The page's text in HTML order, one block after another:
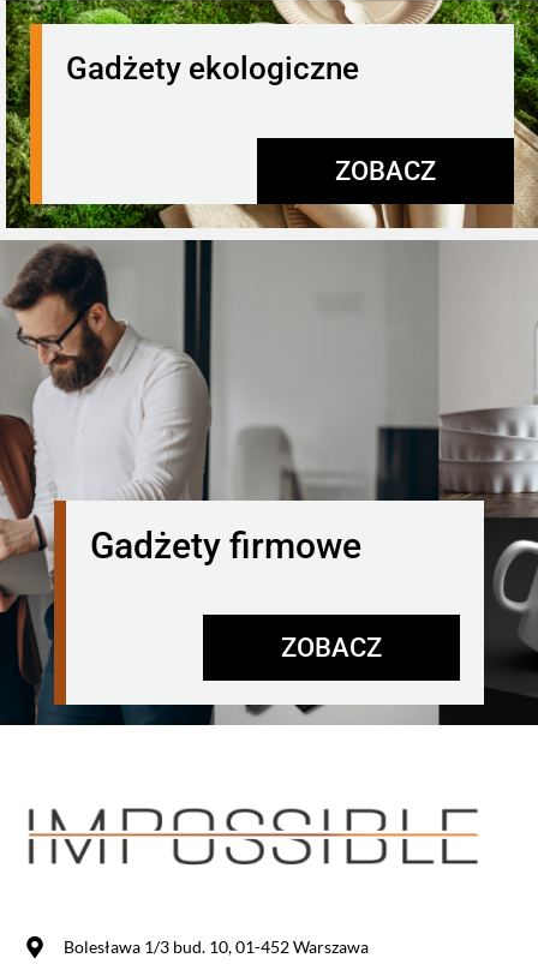
Gadżety ekologiczne
ZOBACZ
Gadżety firmowe
ZOBACZ
Bolesława 1/3 bud. 10, 01-452 Warszawa